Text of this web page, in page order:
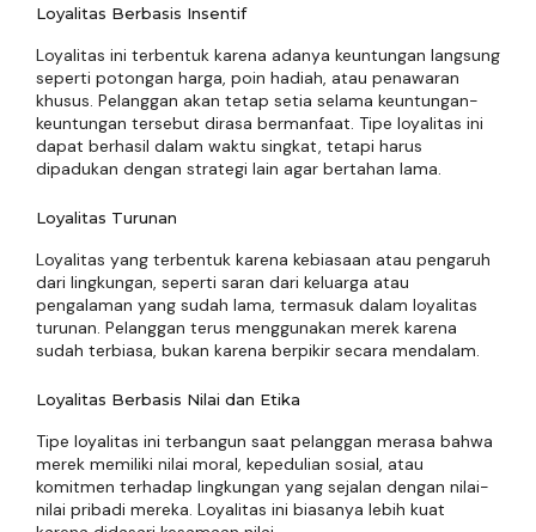
Loyalitas Berbasis Insentif
Loyalitas ini terbentuk karena adanya keuntungan langsung
seperti potongan harga, poin hadiah, atau penawaran
khusus. Pelanggan akan tetap setia selama keuntungan-
keuntungan tersebut dirasa bermanfaat. Tipe loyalitas ini
dapat berhasil dalam waktu singkat, tetapi harus
dipadukan dengan strategi lain agar bertahan lama.
Loyalitas Turunan
Loyalitas yang terbentuk karena kebiasaan atau pengaruh
dari lingkungan, seperti saran dari keluarga atau
pengalaman yang sudah lama, termasuk dalam loyalitas
turunan. Pelanggan terus menggunakan merek karena
sudah terbiasa, bukan karena berpikir secara mendalam.
Loyalitas Berbasis Nilai dan Etika
Tipe loyalitas ini terbangun saat pelanggan merasa bahwa
merek memiliki nilai moral, kepedulian sosial, atau
komitmen terhadap lingkungan yang sejalan dengan nilai-
nilai pribadi mereka. Loyalitas ini biasanya lebih kuat